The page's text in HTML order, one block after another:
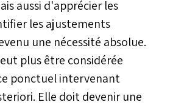
aussi d'apprécier les
les ajustements
une nécessité absolue.
plus être considérée
ponctuel intervenant
Elle doit devenir une